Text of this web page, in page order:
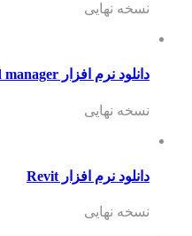
نسخه نهایی
دانلود نرم افزار Download manager
نسخه نهایی
دانلود نرم افزار Revit
نسخه نهایی